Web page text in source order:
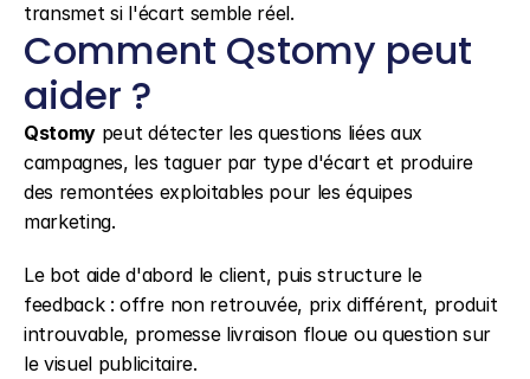
transmet si l'écart semble réel.
Comment Qstomy peut
aider ?
Qstomy peut détecter les questions liées aux
campagnes, les taguer par type d'écart et produire
des remontées exploitables pour les équipes
marketing.
Le bot aide d'abord le client, puis structure le
feedback : offre non retrouvée, prix différent, produit
introuvable, promesse livraison floue ou question sur
le visuel publicitaire.